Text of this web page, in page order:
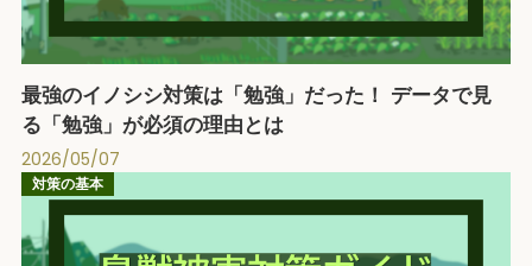
最強のイノシシ対策は「勉強」だった！ データで見
る「勉強」が必須の理由とは
2026/05/07
対策の基本